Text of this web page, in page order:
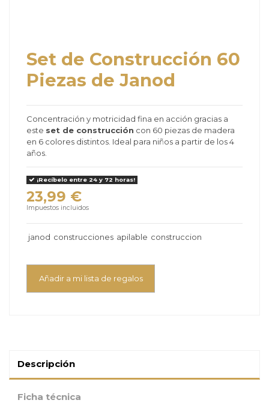
Set de Construcción 60
Piezas de Janod
Concentración y motricidad fina en acción gracias a
este set de construcción con 60 piezas de madera
en 6 colores distintos. Ideal para niños a partir de los 4
años.
¡Recíbelo entre 24 y 72 horas!
23,99 €
Impuestos incluidos
janod construcciones apilable construccion
Añadir a mi lista de regalos
Descripción
Ficha técnica